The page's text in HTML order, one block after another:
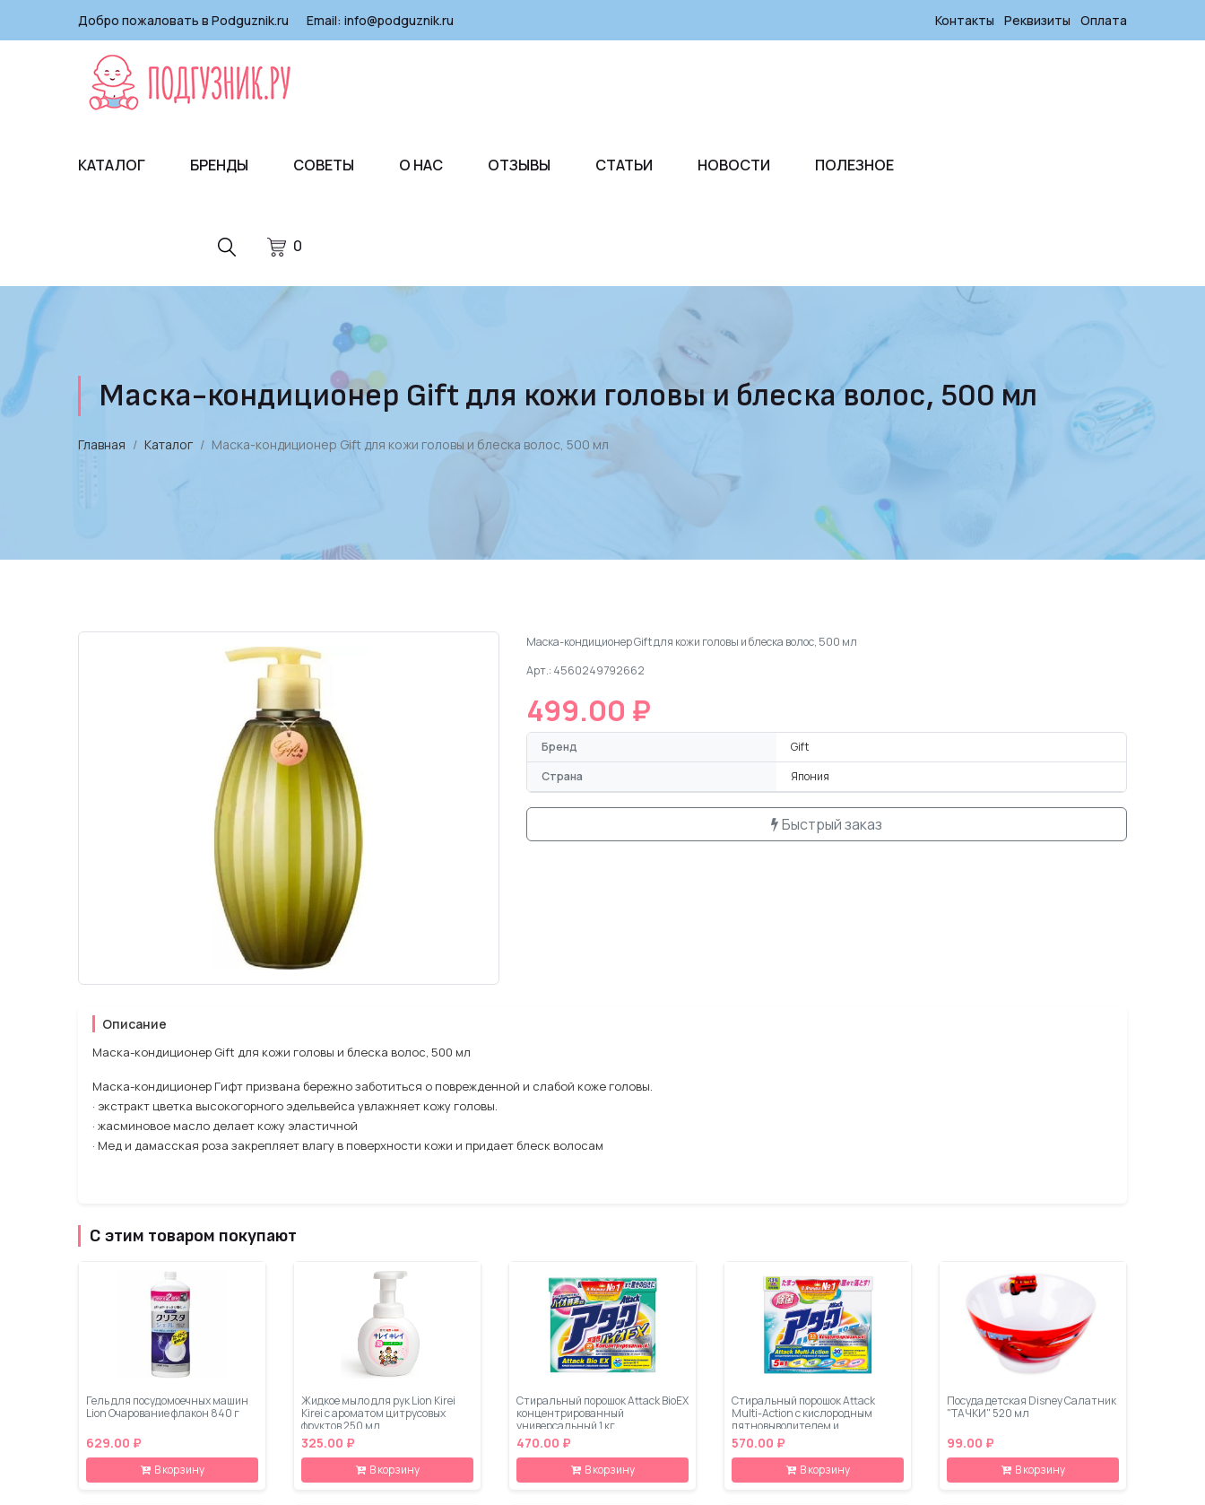
Добро пожаловать в Podguznik.ru Email: info@podguznik.ru Контакты Реквизиты Оплата
0
КАТАЛОГ БРЕНДЫ СОВЕТЫ О НАС ОТЗЫВЫ СТАТЬИ НОВОСТИ ПОЛЕЗНОЕ
Маска-кондиционер Gift для кожи головы и блеска волос, 500 мл
Главная Каталог Маска-кондиционер Gift для кожи головы и блеска волос, 500 мл
Маска-кондиционер Gift для кожи головы и блеска волос, 500 мл
Арт.: 4560249792662
499.00 ₽
Бренд
Gift
Страна
Япония
Быстрый заказ
Описание
Маска-кондиционер Gift для кожи головы и блеска волос, 500 мл
Маска-кондиционер Гифт призвана бережно заботиться о поврежденной и слабой коже головы.
· экстракт цветка высокогорного эдельвейса увлажняет кожу головы.
· жасминовое масло делает кожу эластичной
· Мед и дамасская роза закрепляет влагу в поверхности кожи и придает блеск волосам
С этим товаром покупают
Гель для посудомоечных машин
Lion Очарование флакон 840 г
629.00 ₽
В корзину
Жидкое мыло для рук Lion Kirei
Kirei с ароматом цитрусовых
фруктов 250 мл
325.00 ₽
В корзину
Стиральный порошок Attack BioEX
концентрированный
универсальный 1 кг
470.00 ₽
В корзину
Стиральный порошок Attack
Multi-Action с кислородным
пятновыводителем и
кондиционером 0,9 кг
570.00 ₽
В корзину
Посуда детская Disney Салатник
"ТАЧКИ" 520 мл
99.00 ₽
В корзину